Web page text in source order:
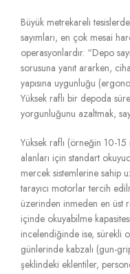
Büyük metrekareli
sayımları, en çok mesai
operasyonlardır. “Depo
sorusuna yanıt ararken,
yapısına uygunluğu
Yüksek raflı bir depoda
yorgunluğunu azaltmak,
Yüksek raflı (örneğin 10-
alanları için standart
mercek sistemlerine sahip
tarayıcı motorlar tercih
üzerinden inmeden en üst
içinde okuyabilme
incelendiğinde ise, sürekli
günlerinde kabzalı (gun-
şeklindeki eklentiler,